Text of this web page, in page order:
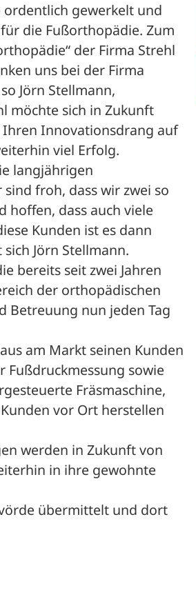
gewerkelt und
die Fußorthopädie. Zum
der Firma Strehl
uns bei der Firma
Jörn Stellmann,
möchte sich in Zukunft
Innovationsdrang auf
viel Erfolg.
langjährigen
froh, dass wir zwei so
dass auch viele
Kunden ist es dann
Jörn Stellmann.
bereits seit zwei Jahren
der orthopädischen
Betreuung nun jeden Tag
am Markt seinen Kunden
Fußdruckmessung sowie
Fräsmaschine,
vor Ort herstellen
werden in Zukunft von
in ihre gewohnte
übermittelt und dort